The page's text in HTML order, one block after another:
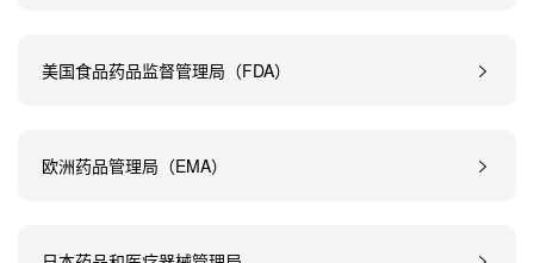
美国食品药品监督管理局（FDA）
欧洲药品管理局（EMA）